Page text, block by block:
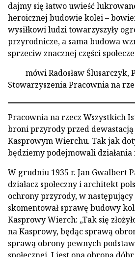
dajmy się łatwo uwieść
heroicznej budowie kolei –
wysiłkowi ludzi towarzyszyły
przyrodnicze, a sama budowa
sprzeciw znacznej części
mówi Radosław Ślusarczyk,
Stowarzyszenia Pracownia na
Pracownia na rzecz Wszystkich
broni przyrody przed
Kasprowym Wierchu. Tak jak
będziemy podejmowali działania
W grudniu 1935 r. Jan Gwalbert
działacz społeczny i architekt
ochrony przyrody, w następujący
skomentował sprawę budowy
Kasprowy Wierch: „Tak się
na Kasprowy, będąc sprawą
sprawą obrony pewnych